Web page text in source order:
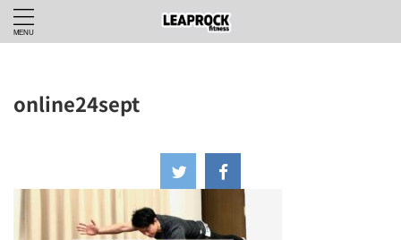
online24sept